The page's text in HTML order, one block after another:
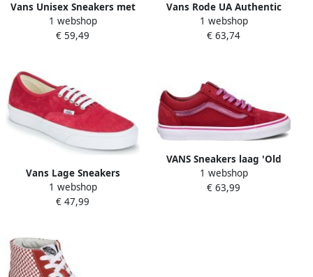
Vans Unisex Sneakers met
Stoffen en Suède
Bovenwerk Red
1 webshop
€ 59,49
Vans Rode UA Authentic
Lage Sneakers Red
1 webshop
€ 63,74
Vans Lage Sneakers
AUTHENTIC
1 webshop
€ 47,99
VANS Sneakers laag 'Old
Skool' pink bordeaux
1 webshop
€ 63,99